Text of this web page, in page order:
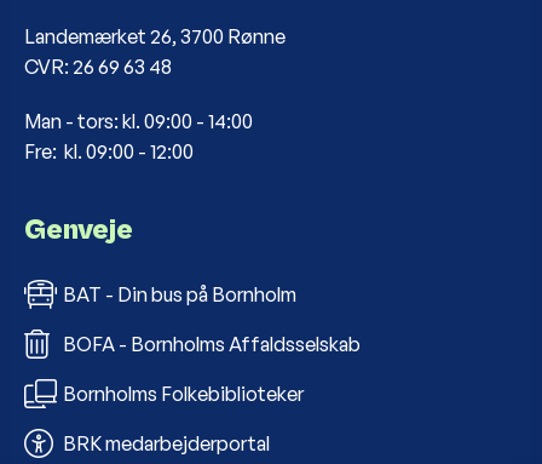
Landemærket 26, 3700 Rønne
CVR: 26 69 63 48
Man - tors: kl. 09:00 - 14:00
Fre: kl. 09:00 - 12:00
Genveje
BAT - Din bus på Bornholm
BOFA - Bornholms Affaldsselskab
Bornholms Folkebiblioteker
BRK medarbejderportal